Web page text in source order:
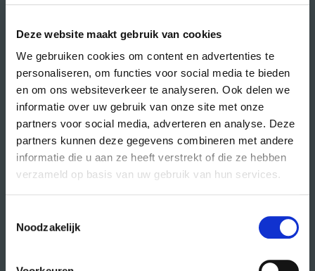
Deze website maakt gebruik van cookies
We gebruiken cookies om content en advertenties te
personaliseren, om functies voor social media te bieden
en om ons websiteverkeer te analyseren. Ook delen we
informatie over uw gebruik van onze site met onze
partners voor social media, adverteren en analyse. Deze
partners kunnen deze gegevens combineren met andere
informatie die u aan ze heeft verstrekt of die ze hebben
verzameld op basis van uw gebruik van hun services.
Noodzakelijk
Volg CREA ook
direct naar
agenda